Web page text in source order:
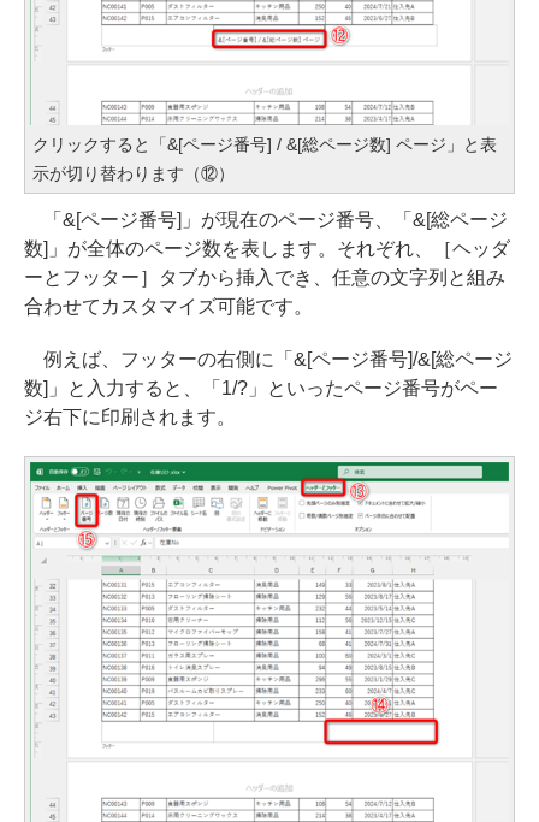
クリックすると「&[ページ番号] / &[総ページ数] ページ」と表
示が切り替わります（⑫）
「&[ページ番号]」が現在のページ番号、「&[総ページ
数]」が全体のページ数を表します。それぞれ、［ヘッダ
ーとフッター］タブから挿入でき、任意の文字列と組み
合わせてカスタマイズ可能です。
例えば、フッターの右側に「&[ページ番号]/&[総ページ
数]」と入力すると、「1/?」といったページ番号がペー
ジ右下に印刷されます。